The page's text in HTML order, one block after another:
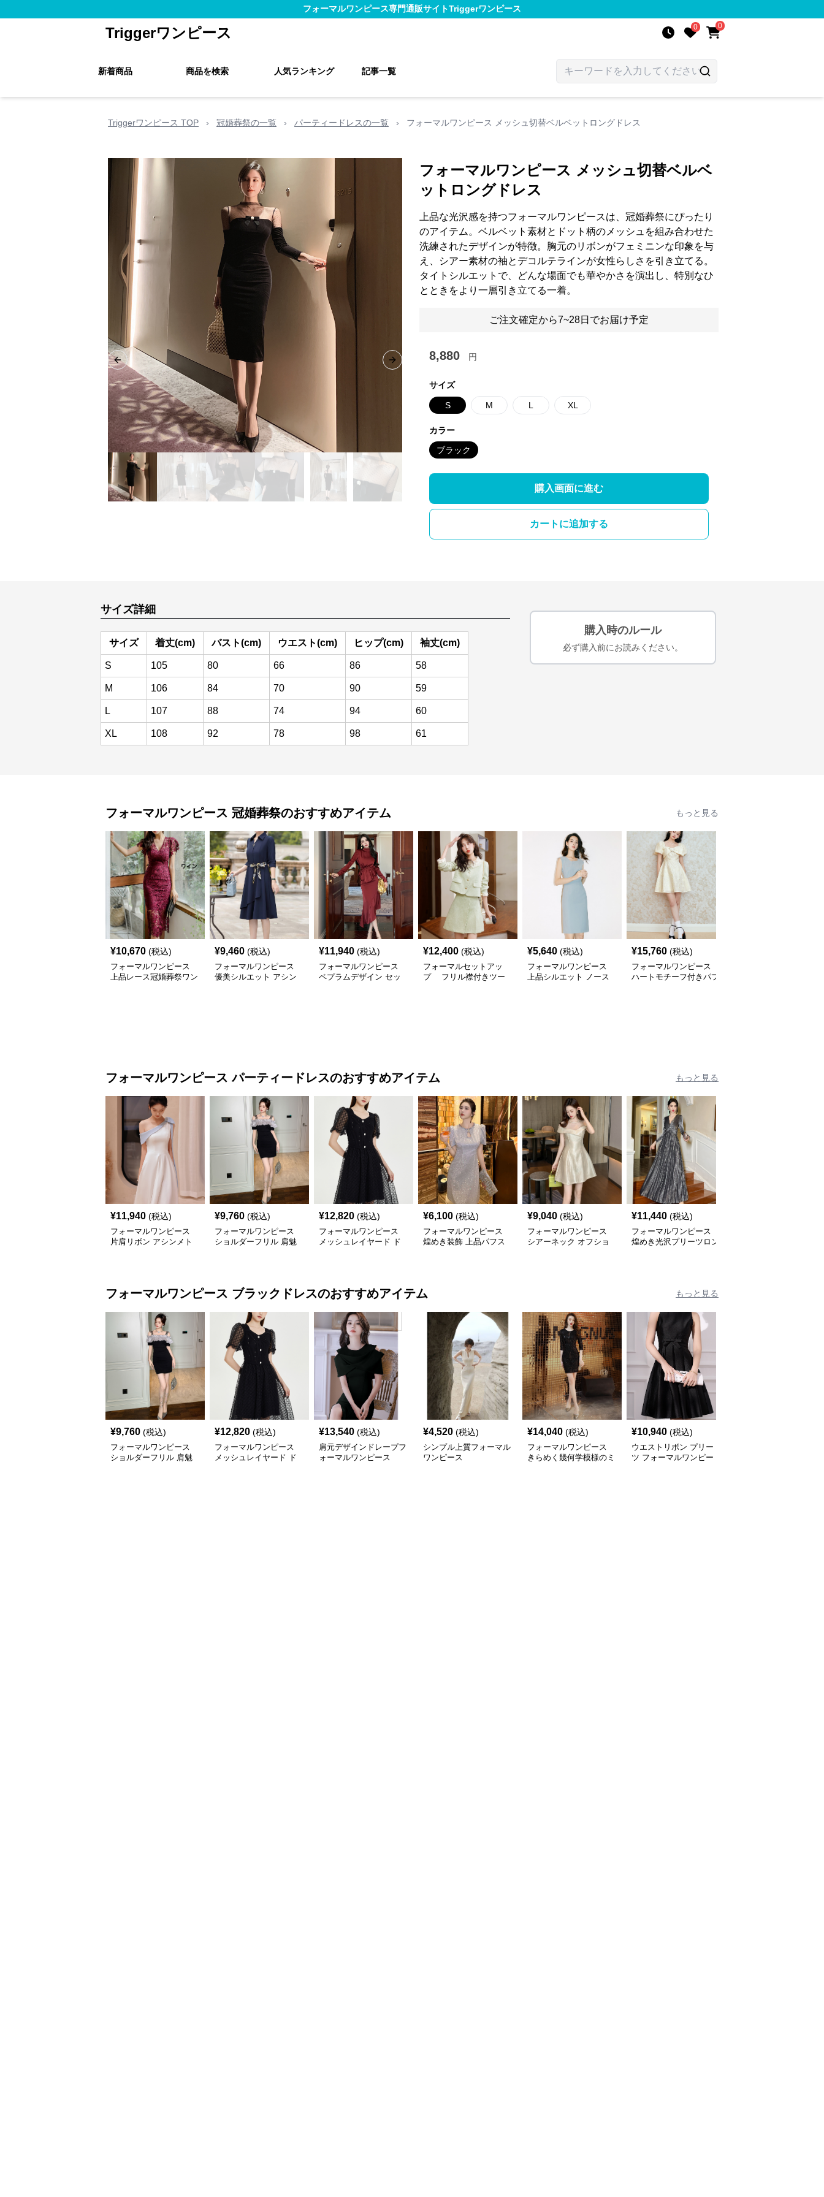
フォーマルワンピース専門通販サイトTriggerワンピース
Triggerワンピース 0 0
新着商品 商品を検索 人気ランキング 記事一覧
Triggerワンピース TOP › 冠婚葬祭の一覧 › パーティードレスの一覧 › フォーマルワンピース メッシュ切替ベルベットロングドレス
Previous slide Next slide
フォーマルワンピース メッシュ切替ベルベ
ットロングドレス
上品な光沢感を持つフォーマルワンピースは、冠婚葬祭にぴったり
のアイテム。ベルベット素材とドット柄のメッシュを組み合わせた
洗練されたデザインが特徴。胸元のリボンがフェミニンな印象を与
え、シアー素材の袖とデコルテラインが女性らしさを引き立てる。
タイトシルエットで、どんな場面でも華やかさを演出し、特別なひ
とときをより一層引き立てる一着。
ご注文確定から7~28日でお届け予定
8,880 円
サイズ
S M L XL
カラー
ブラック
購入画面に進む
カートに追加する
サイズ詳細
サイズ 着丈(cm) バスト(cm) ウエスト(cm) ヒップ(cm) 袖丈(cm)
S 105 80 66 86 58
M 106 84 70 90 59
L 107 88 74 94 60
XL 108 92 78 98 61
購入時のルール
必ず購入前にお読みください。
フォーマルワンピース 冠婚葬祭のおすすめアイテム もっと見る
¥10,670 (税込)
フォーマルワンピース
上品レース冠婚葬祭ワン
¥9,460 (税込)
フォーマルワンピース
優美シルエット アシン
¥11,940 (税込)
フォーマルワンピース
ペプラムデザイン セッ
¥12,400 (税込)
フォーマルセットアッ
プ フリル襟付きツー
¥5,640 (税込)
フォーマルワンピース
上品シルエット ノース
¥15,760 (税込)
フォーマルワンピース
ハートモチーフ付きパフ
フォーマルワンピース パーティードレスのおすすめアイテム もっと見る
¥11,940 (税込)
フォーマルワンピース
片肩リボン アシンメト
¥9,760 (税込)
フォーマルワンピース
ショルダーフリル 肩魅
¥12,820 (税込)
フォーマルワンピース
メッシュレイヤード ド
¥6,100 (税込)
フォーマルワンピース
煌めき装飾 上品パフス
¥9,040 (税込)
フォーマルワンピース
シアーネック オフショ
¥11,440 (税込)
フォーマルワンピース
煌めき光沢プリーツロン
フォーマルワンピース ブラックドレスのおすすめアイテム もっと見る
¥9,760 (税込)
フォーマルワンピース
ショルダーフリル 肩魅
¥12,820 (税込)
フォーマルワンピース
メッシュレイヤード ド
¥13,540 (税込)
肩元デザインドレープフ
ォーマルワンピース
¥4,520 (税込)
シンプル上質フォーマル
ワンピース
¥14,040 (税込)
フォーマルワンピース
きらめく幾何学模様のミ
¥10,940 (税込)
ウエストリボン プリー
ツ フォーマルワンピー